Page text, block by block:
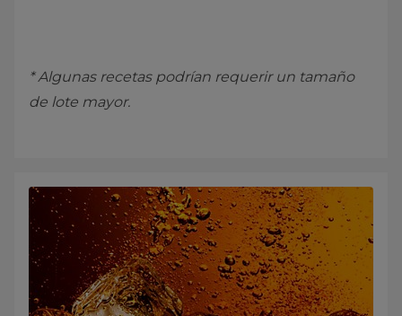
* Algunas recetas podrían requerir un tamaño
de lote mayor.